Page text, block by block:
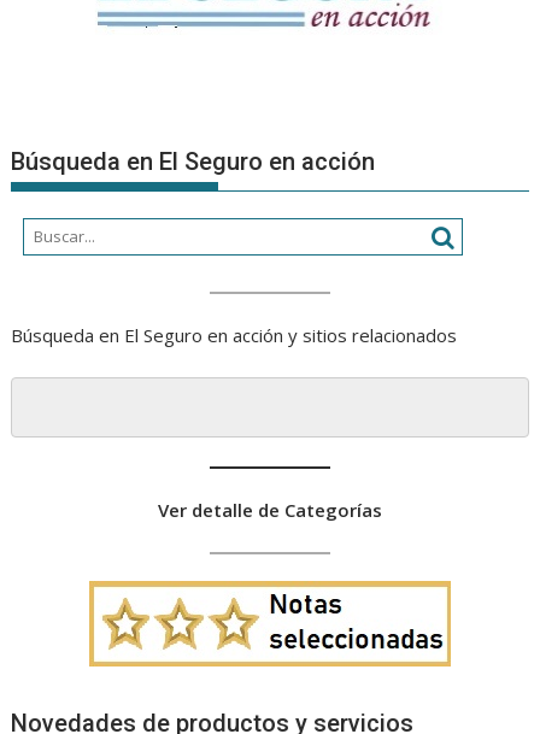
Búsqueda en El Seguro en acción
Búsqueda en El Seguro en acción y sitios relacionados
Ver detalle de Categorías
Novedades de productos y servicios